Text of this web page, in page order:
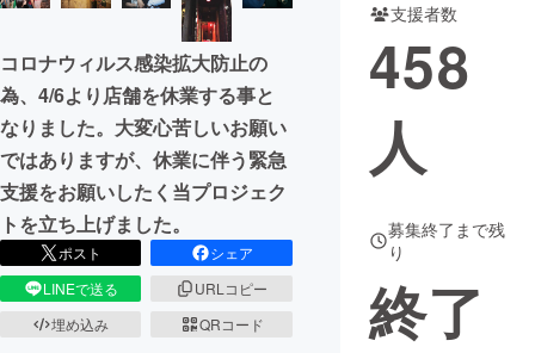
コロナウィルス感染拡大防止の
為、4/6より店舗を休業する事と
なりました。大変心苦しいお願い
ではありますが、休業に伴う緊急
支援をお願いしたく当プロジェク
トを立ち上げました。
ポスト
シェア
LINEで送る
URLコピー
埋め込み
QRコード
支援者数
458
人
募集終了まで残
り
終了